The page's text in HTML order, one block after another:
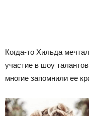
Когда-то Хильда
участие в шоу
многие запомнили ее